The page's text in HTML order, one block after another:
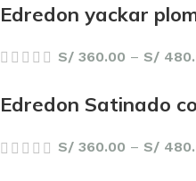
Edredon yackar
S/ 360.00 – S/
Edredon Satinado
S/ 360.00 – S/